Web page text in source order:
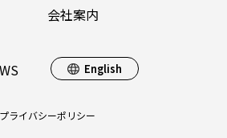
会社案内
English
プライバシーポリシー